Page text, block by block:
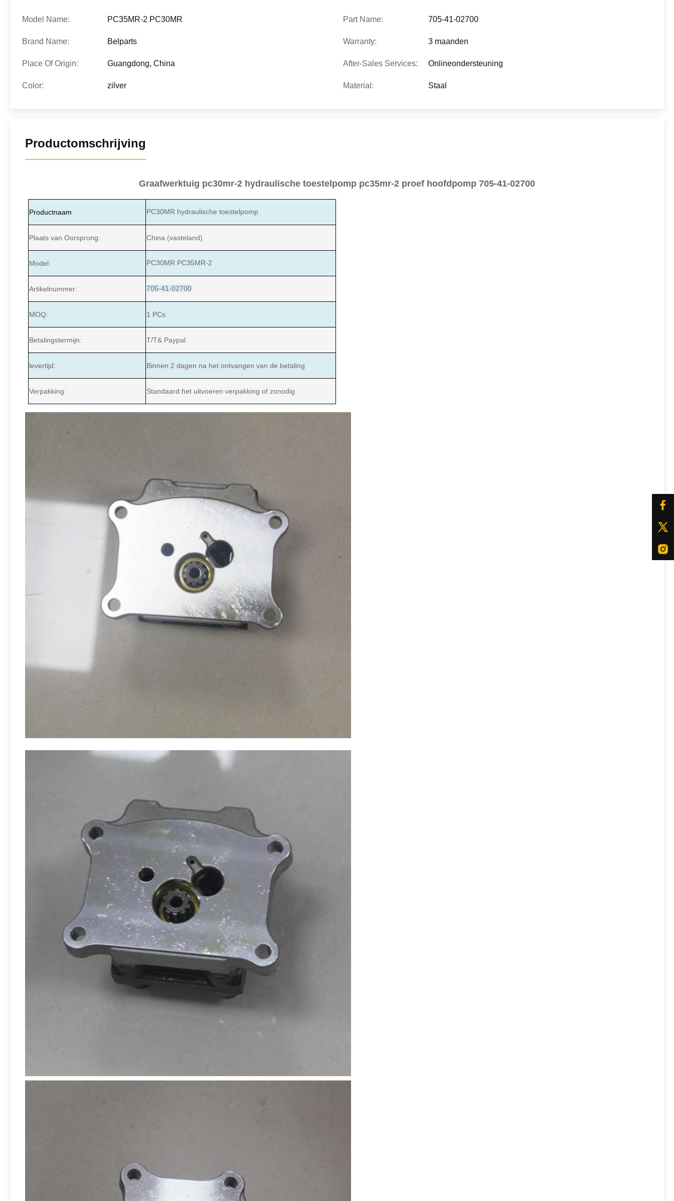
Model Name: PC35MR-2 PC30MR Part Name: 705-41-02700
Brand Name: Belparts Warranty: 3 maanden
Place Of Origin: Guangdong, China After-Sales Services: Onlineondersteuning
Color: zilver Material: Staal
Productomschrijving
Graafwerktuig pc30mr-2 hydraulische toestelpomp pc35mr-2 proef hoofdpomp 705-41-02700
Productnaam PC30MR hydraulische toestelpomp
Plaats van Oorsprong: China (vasteland)
Model: PC30MR PC35MR-2
Artikelnummer: 705-41-02700
MOQ: 1 PCs
Betalingstermijn: T/T& Paypal
levertijd: Binnen 2 dagen na het ontvangen van de betaling
Verpakking: Standaard het uitvoeren verpakking of zonodig